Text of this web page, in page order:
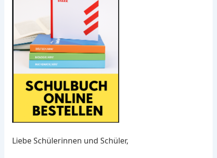
Liebe Schülerinnen und Schüler,